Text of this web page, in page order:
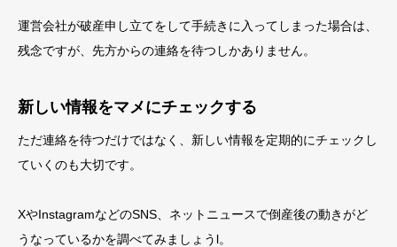
運営会社が破産申し立てをして手続きに入ってしまった場合は、
残念ですが、先方からの連絡を待つしかありません。
新しい情報をマメにチェックする
ただ連絡を待つだけではなく、新しい情報を定期的にチェックし
ていくのも大切です。
XやInstagramなどのSNS、ネットニュースで倒産後の動きがど
うなっているかを調べてみましょうl。